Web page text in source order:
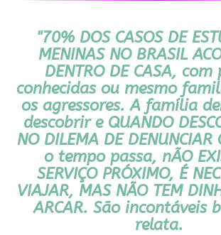
"70% DOS CASOS DE
MENINAS NO BRASIL
DENTRO DE CASA, com
conhecidas ou mesmo
os agressores. A família
descobrir e QUANDO
NO DILEMA DE DENUNCIAR
o tempo passa, nÃO
SERVIÇO PRÓXIMO, É
VIAJAR, MAS NÃO TEM
ARCAR. São incontáveis
relata.